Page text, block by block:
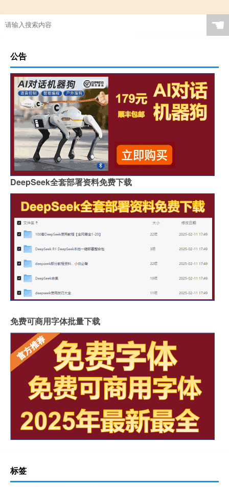
☚
公告
DeepSeek全套部署资料免费下载
免费可商用字体批量下载
标签